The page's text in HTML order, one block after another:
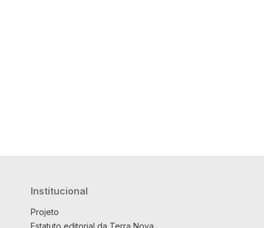
Institucional
Projeto
Estatuto editorial da Terra Nova